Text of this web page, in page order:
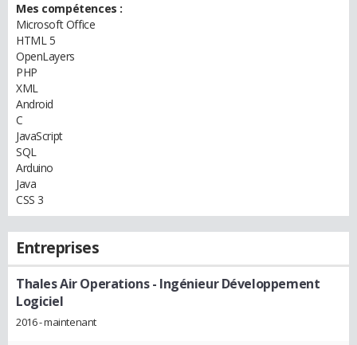
Mes compétences :
Microsoft Office
HTML 5
OpenLayers
PHP
XML
Android
C
JavaScript
SQL
Arduino
Java
CSS 3
Entreprises
Thales Air Operations- Ingénieur Développement
Logiciel
2016 - maintenant